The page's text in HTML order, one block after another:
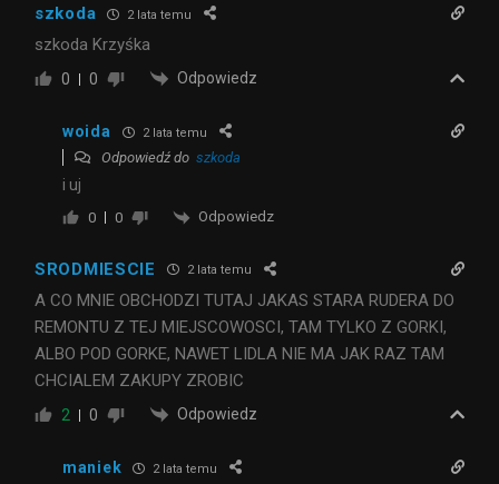
szkoda 2 lata temu
szkoda Krzyśka
0 0 Odpowiedz
woida 2 lata temu
Odpowiedź do szkoda
i uj
0 0 Odpowiedz
SRODMIESCIE 2 lata temu
A CO MNIE OBCHODZI TUTAJ JAKAS STARA RUDERA DO
REMONTU Z TEJ MIEJSCOWOSCI, TAM TYLKO Z GORKI,
ALBO POD GORKE, NAWET LIDLA NIE MA JAK RAZ TAM
CHCIALEM ZAKUPY ZROBIC
2 0 Odpowiedz
maniek 2 lata temu